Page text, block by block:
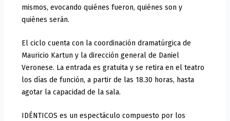
mismos, evocando quiénes fueron, quiénes son y
quiénes serán.
El ciclo cuenta con la coordinación dramatúrgica de
Mauricio Kartun y la dirección general de Daniel
Veronese. La entrada es gratuita y se retira en el teatro
los días de función, a partir de las 18.30 horas, hasta
agotar la capacidad de la sala.
IDÉNTICOS es un espectáculo compuesto por los